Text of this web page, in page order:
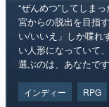
“ぜんめつ”してしま
宮からの脱出を目指
い/いいえ」しか喋れ
い人形になっていて
選ぶのは、あなたです
インディー RPG